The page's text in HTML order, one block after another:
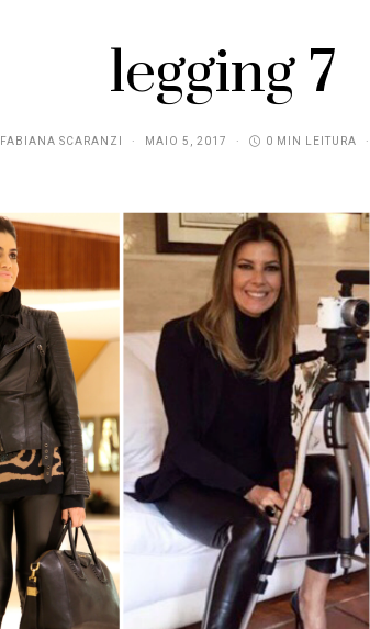
legging 7
FABIANA SCARANZI MAIO 5, 2017 0 MIN LEITURA